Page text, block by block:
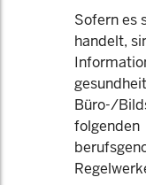
Sofern es
handelt,
Büro-/
folgenden